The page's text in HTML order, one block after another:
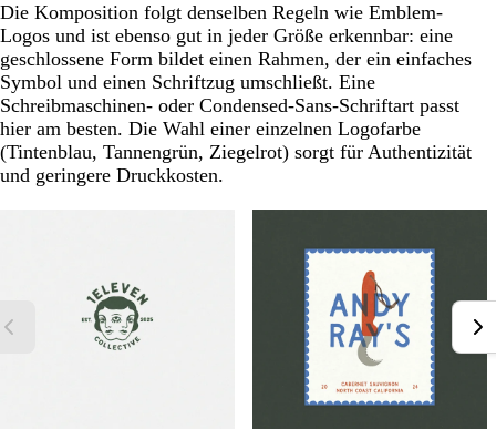
Die Komposition folgt denselben Regeln wie Emblem-
Logos und ist ebenso gut in jeder Größe erkennbar: eine
geschlossene Form bildet einen Rahmen, der ein einfaches
Symbol und einen Schriftzug umschließt. Eine
Schreibmaschinen- oder Condensed-Sans-Schriftart passt
hier am besten. Die Wahl einer einzelnen Logofarbe
(Tintenblau, Tannengrün, Ziegelrot) sorgt für Authentizität
und geringere Druckkosten.